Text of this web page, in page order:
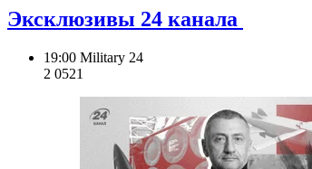
Эксклюзивы 24 канала
19:00 Military 24
2 0521